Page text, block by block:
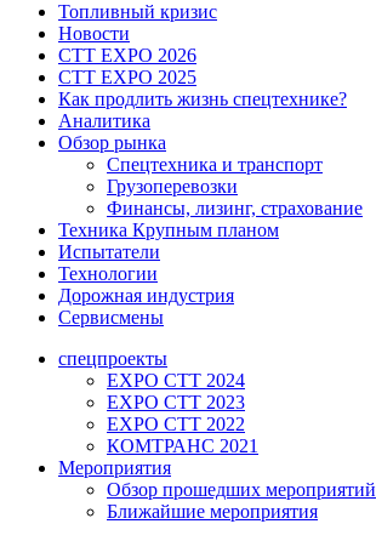
Топливный кризис
Новости
CTT EXPO 2026
CTT EXPO 2025
Как продлить жизнь спецтехнике?
Аналитика
Обзор рынка
Спецтехника и транспорт
Грузоперевозки
Финансы, лизинг, страхование
Техника Крупным планом
Испытатели
Технологии
Дорожная индустрия
Сервисмены
спецпроекты
EXPO CTT 2024
EXPO CTT 2023
EXPO CTT 2022
КОМТРАНС 2021
Мероприятия
Обзор прошедших мероприятий
Ближайшие мероприятия